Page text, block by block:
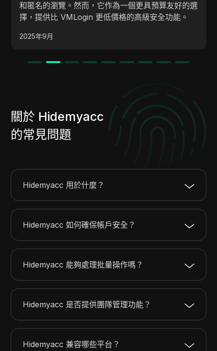
預算友好的選
安全功能。
促進高效的多帳戶管理和增強的安全性
進一步，提供對檢測風險的更高保護並
關於 Hidemyacc
的常見問題
Hidemyacc 用於什麼？
Hidemyacc 如何確保帳戶安全？
Hidemyacc 能夠處理批量操作嗎？
Hidemyacc 是否提供團隊管理功能？
Hidemyacc 兼容哪些平台？